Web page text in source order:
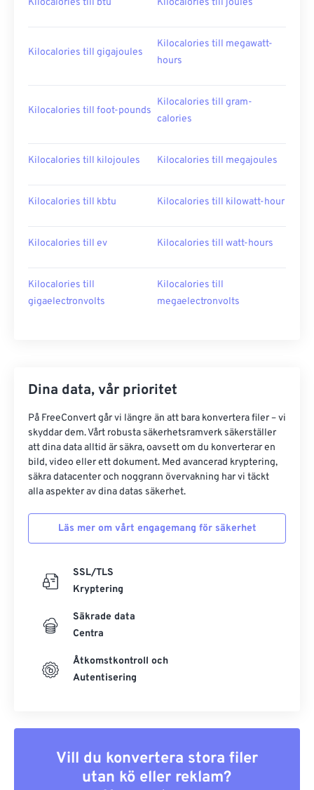
Kilocalories till btu Kilocalories till joules
Kilocalories till gigajoules
Kilocalories till megawatt-
hours
Kilocalories till foot-pounds
Kilocalories till gram-
calories
Kilocalories till kilojoules Kilocalories till megajoules
Kilocalories till kbtu Kilocalories till kilowatt-hour
Kilocalories till ev Kilocalories till watt-hours
Kilocalories till
gigaelectronvolts
Kilocalories till
megaelectronvolts
Dina data, vår prioritet
På FreeConvert går vi längre än att bara konvertera filer – vi
skyddar dem. Vårt robusta säkerhetsramverk säkerställer
att dina data alltid är säkra, oavsett om du konverterar en
bild, video eller ett dokument. Med avancerad kryptering,
säkra datacenter och noggrann övervakning har vi täckt
alla aspekter av dina datas säkerhet.
Läs mer om vårt engagemang för säkerhet
SSL/TLS
Kryptering
Säkrade data
Centra
Åtkomstkontroll och
Autentisering
Vill du konvertera stora filer
utan kö eller reklam?